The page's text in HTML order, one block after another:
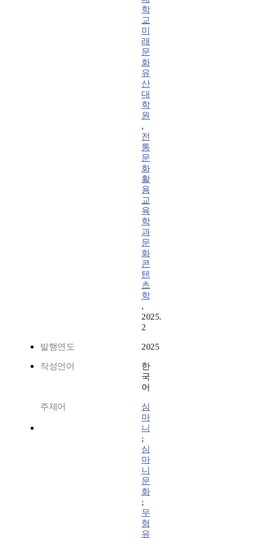
학
교
미
래
문
화
유
산
대
학
원
,
전
통
문
화
활
용
교
육
학
과
문
화
콘
텐
츠
학
,
2025.
2
발행연도 2025
작성언어
한
국
어
주제어
심
마
니
;
심
마
니
문
화
;
무
형
유